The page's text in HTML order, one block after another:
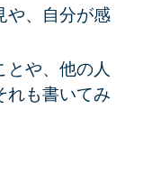
や、自分が感
とや、他の人
れも書いてみ